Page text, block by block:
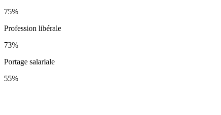
75%
Profession libérale
73%
Portage salariale
55%